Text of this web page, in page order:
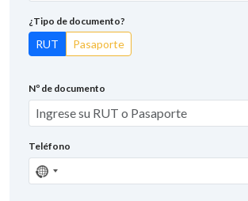
¿Tipo de documento?
RUT Pasaporte
Nº de documento
Teléfono
Sin
país